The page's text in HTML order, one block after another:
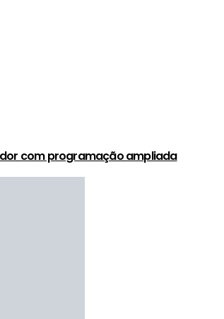
com programação ampliada